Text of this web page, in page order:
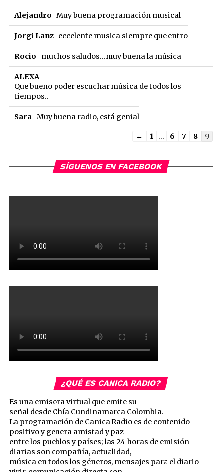
Alejandro Muy buena programación musical
Jorgi Lanz eccelente musica siempre que entro
Rocio muchos saludos...muy buena la música
ALEXA
Que bueno poder escuchar música de todos los
tiempos..
Sara Muy buena radio, está genial
Guestbook
← 1 ... 6 7 8 9
SÍGUENOS EN FACEBOOK
¿QUÉ ES CANICA RADIO?
Es una emisora virtual que emite su
señal desde Chía Cundinamarca Colombia.
La programación de Canica Radio es de contenido
positivo y genera amistad y paz
entre los pueblos y países; las 24 horas de emisión
diarias son compañía, actualidad,
música en todos los géneros, mensajes para el diario